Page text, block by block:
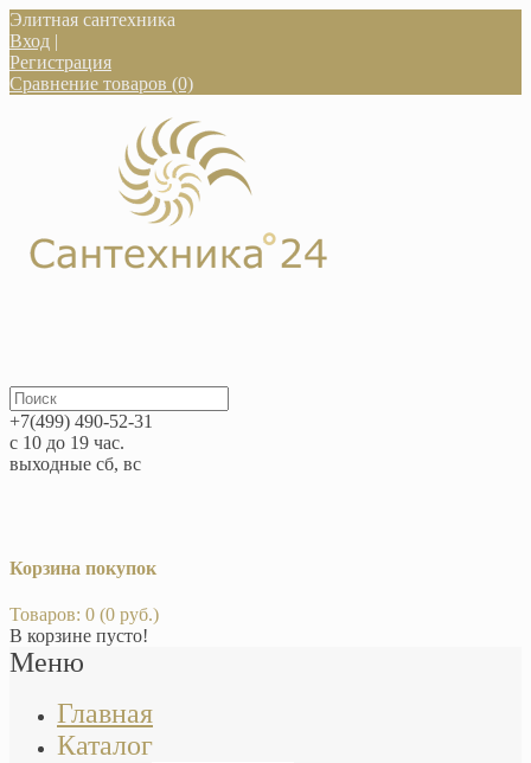
Элитная сантехника
Вход |
Регистрация
Сравнение товаров (0)
+7(499) 490-52-31
с 10 до 19 час.
выходные сб, вс
Корзина покупок
Товаров: 0 (0 руб.)
В корзине пусто!
Меню
Главная
Каталог